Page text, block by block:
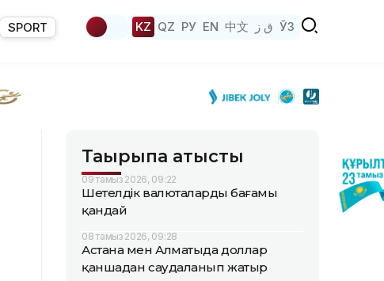
SPORT KZ QZ РУ EN 中文 ق ز ЎЗ
Тақырыпқа қатысты
09 тамыз 2026, 09:22
Шетелдік валюталардың бағамы
қандай
08 тамыз 2026, 09:28
Астана мен Алматыда доллар
қаншадан саудаланып жатыр